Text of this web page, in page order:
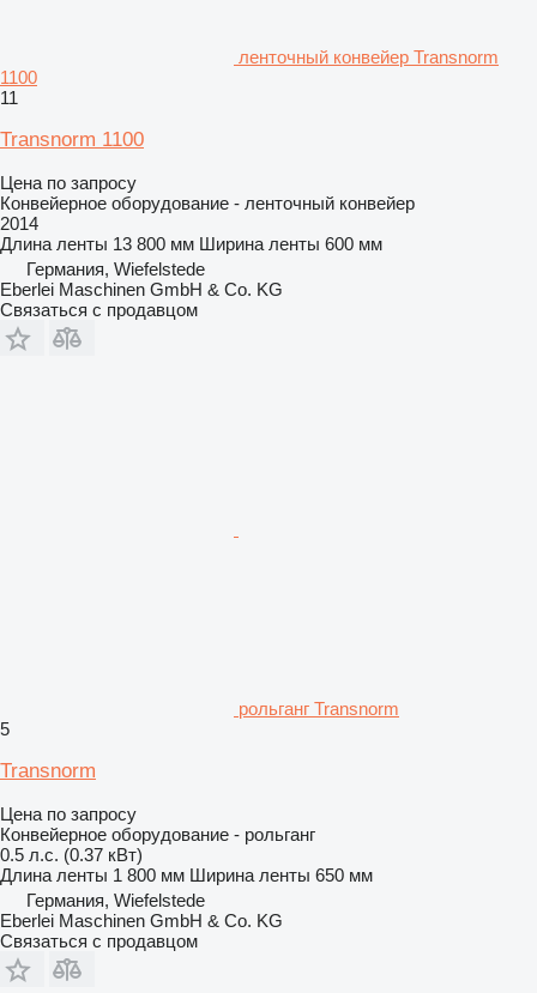
ленточный конвейер Transnorm
1100
11
Transnorm 1100
Цена по запросу
Конвейерное оборудование - ленточный конвейер
2014
Длина ленты 13 800 мм Ширина ленты 600 мм
Германия, Wiefelstede
Eberlei Maschinen GmbH & Co. KG
Связаться с продавцом
рольганг Transnorm
5
Transnorm
Цена по запросу
Конвейерное оборудование - рольганг
0.5 л.с. (0.37 кВт)
Длина ленты 1 800 мм Ширина ленты 650 мм
Германия, Wiefelstede
Eberlei Maschinen GmbH & Co. KG
Связаться с продавцом